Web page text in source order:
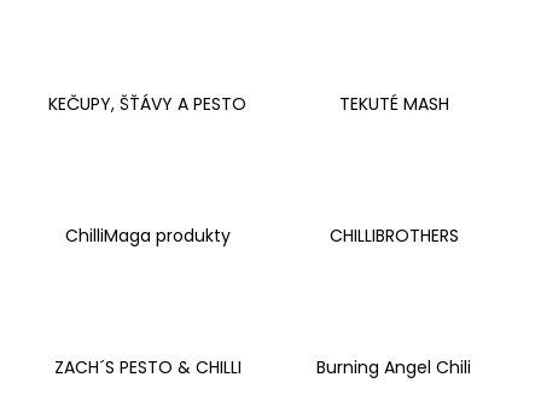
KEČUPY, ŠŤÁVY A PESTO TEKUTÉ MASH
ChilliMaga produkty CHILLIBROTHERS
ZACH´S PESTO & CHILLI Burning Angel Chili